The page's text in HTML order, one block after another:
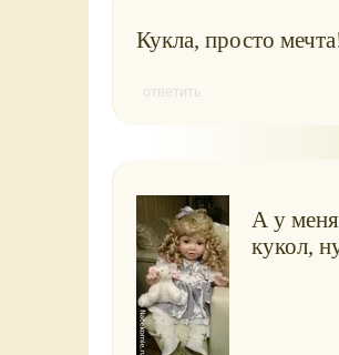
Кукла, просто
ответить
А у
кукол,